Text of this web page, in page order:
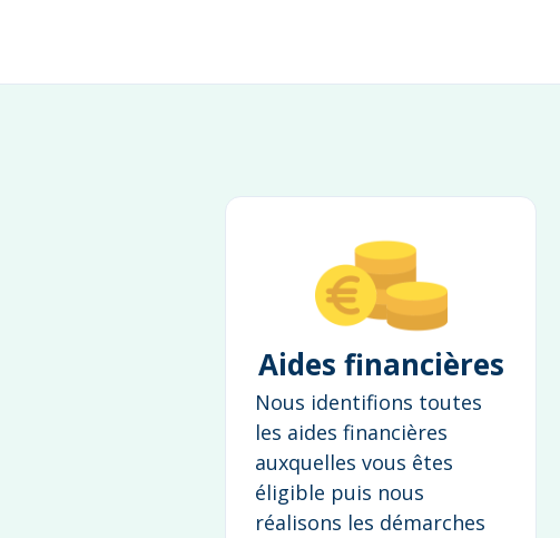
Aides financières
Nous identifions toutes
les aides financières
auxquelles vous êtes
éligible puis nous
réalisons les démarches